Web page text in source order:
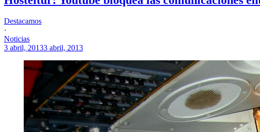
Destacamos
·
Noticias
3 abril, 20133 abril, 2013